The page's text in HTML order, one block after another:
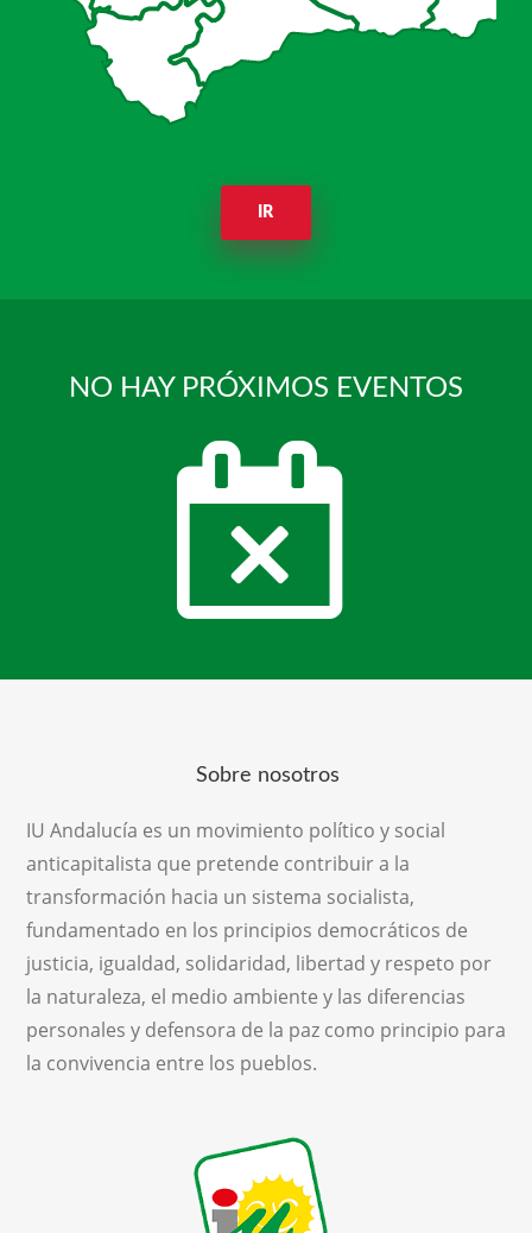
IR
NO HAY PRÓXIMOS EVENTOS
Sobre nosotros
IU Andalucía es un movimiento político y social
anticapitalista que pretende contribuir a la
transformación hacia un sistema socialista,
fundamentado en los principios democráticos de
justicia, igualdad, solidaridad, libertad y respeto por
la naturaleza, el medio ambiente y las diferencias
personales y defensora de la paz como principio para
la convivencia entre los pueblos.